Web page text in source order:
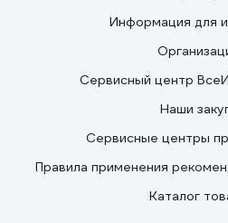
Информация для
Сервисный центр
Наши
Сервисные центры
Правила применения
Каталог